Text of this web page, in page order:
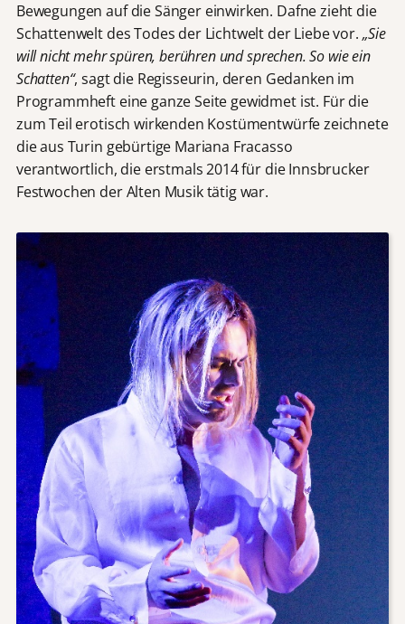
Bewegungen auf die Sänger einwirken. Dafne zieht die
Schattenwelt des Todes der Lichtwelt der Liebe vor.„Sie
will nicht mehr spüren, berühren und sprechen. So wie ein
Schatten“, sagt die Regisseurin, deren Gedanken im
Programmheft eine ganze Seite gewidmet ist. Für die
zum Teil erotisch wirkenden Kostümentwürfe zeichnete
die aus Turin gebürtige Mariana Fracasso
verantwortlich, die erstmals 2014 für die Innsbrucker
Festwochen der Alten Musik tätig war.